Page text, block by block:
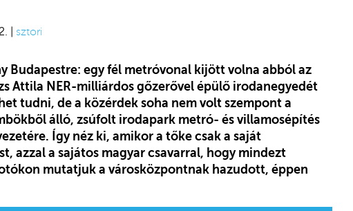
| sztori
Budapestre: egy fél metróvonal kijött volna abból az
Attila NER-milliárdos gőzerővel épülő irodanegyedét
tudni, de a közérdek soha nem volt szempont a
álló, zsúfolt irodapark metró- és villamosépítés
Így néz ki, amikor a tőke csak a saját
azzal a sajátos magyar csavarral, hogy mindezt
mutatjuk a városközpontnak hazudott, éppen